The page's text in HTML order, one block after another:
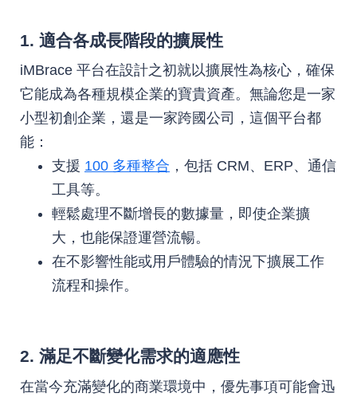
1. 適合各成長階段的擴展性
iMBrace 平台在設計之初就以擴展性為核心，確保
它能成為各種規模企業的寶貴資產。無論您是一家
小型初創企業，還是一家跨國公司，這個平台都
能：
支援 100 多種整合 ，包括 CRM、ERP、通信
工具等。
輕鬆處理不斷增長的數據量，即使企業擴
大，也能保證運營流暢。
在不影響性能或用戶體驗的情況下擴展工作
流程和操作。
2. 滿足不斷變化需求的適應性
在當今充滿變化的商業環境中，優先事項可能會迅